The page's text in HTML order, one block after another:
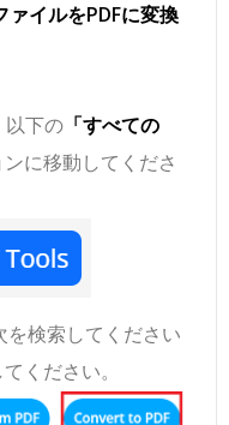
ァイルをPDFに変換
以下の 「すべての
に移動してくださ
検索してください
ください。